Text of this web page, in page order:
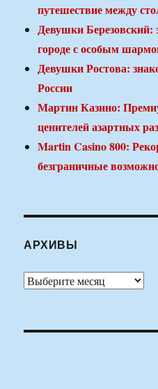
путешествие между
Девушки Березовский:
городе с особым
Девушки Ростова:
России
Мартин Казино:
ценителей азартных
Martin Casino 800:
безграничные
АРХИВЫ
Архивы